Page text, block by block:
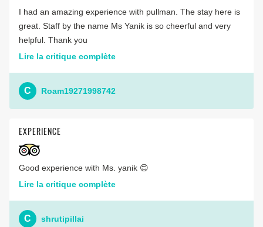
I had an amazing experience with pullman. The stay here is
great. Staff by the name Ms Yanik is so cheerful and very
helpful. Thank you
Lire la critique complète
C Roam19271998742
EXPERIENCE
Good experience with Ms. yanik 😊
Lire la critique complète
C shrutipillai